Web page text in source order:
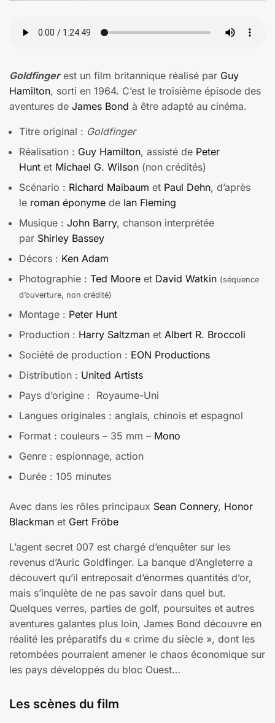
Goldfingerest un film britannique réalisé par Guy
Hamilton, sorti en 1964. C’est le troisième épisode des
aventures de James Bond à être adapté au cinéma.
Titre original : Goldfinger
Réalisation : Guy Hamilton, assisté de Peter
Hunt et Michael G. Wilson (non crédités)
Scénario : Richard Maibaum et Paul Dehn, d’après
le roman éponyme de Ian Fleming
Musique : John Barry, chanson interprétée
par Shirley Bassey
Décors : Ken Adam
Photographie : Ted Moore et David Watkin (séquence
d’ouverture, non crédité)
Montage : Peter Hunt
Production : Harry Saltzman et Albert R. Broccoli
Société de production : EON Productions
Distribution : United Artists
Pays d’origine : Royaume-Uni
Langues originales : anglais, chinois et espagnol
Format : couleurs – 35 mm – Mono
Genre : espionnage, action
Durée : 105 minutes
Avec dans les rôles principaux Sean Connery, Honor
Blackman et Gert Fröbe
L’agent secret 007 est chargé d’enquêter sur les
revenus d’Auric Goldfinger. La banque d’Angleterre a
découvert qu’il entreposait d’énormes quantités d’or,
mais s’inquiète de ne pas savoir dans quel but.
Quelques verres, parties de golf, poursuites et autres
aventures galantes plus loin, James Bond découvre en
réalité les préparatifs du « crime du siècle », dont les
retombées pourraient amener le chaos économique sur
les pays développés du bloc Ouest…
Les scènes du film